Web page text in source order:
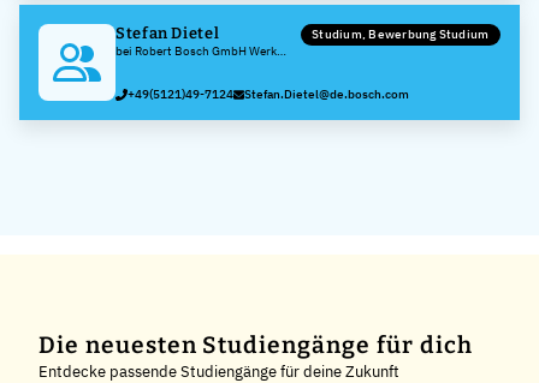
Stefan Dietel
bei Robert Bosch GmbH Werk
Studium, Bewerbung Studium
+49(5121)49-7124 Stefan.Dietel@de.bosch.com
Die neuesten Studiengänge für dich
Entdecke passende Studiengänge für deine Zukunft